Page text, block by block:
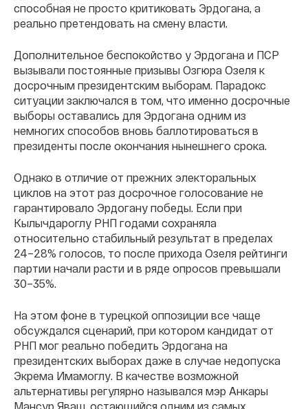
способная не просто критиковать Эрдогана, а
реально претендовать на смену власти.
Дополнительное беспокойство у Эрдогана и ПСР
вызывали постоянные призывы Озгюра Озеля к
досрочным президентским выборам. Парадокс
ситуации заключался в том, что именно досрочные
выборы оставались для Эрдогана одним из
немногих способов вновь баллотироваться в
президенты после окончания нынешнего срока.
Однако в отличие от прежних электоральных
циклов на этот раз досрочное голосование не
гарантировало Эрдогану победы. Если при
Кылычдароглу РНП годами сохраняла
относительно стабильный результат в пределах
24–28% голосов, то после прихода Озеля рейтинги
партии начали расти и в ряде опросов превышали
30–35%.
На этом фоне в турецкой оппозиции все чаще
обсуждался сценарий, при котором кандидат от
РНП мог реально победить Эрдогана на
президентских выборах даже в случае недопуска
Экрема Имамоглу. В качестве возможной
альтернативы регулярно назывался мэр Анкары
Мансур Яваш, остающийся одним из самых